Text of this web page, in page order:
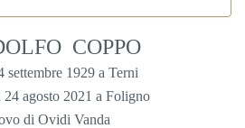
COPPO
settembre 1929 a Terni
agosto 2021 a Foligno
di Ovidi Vanda